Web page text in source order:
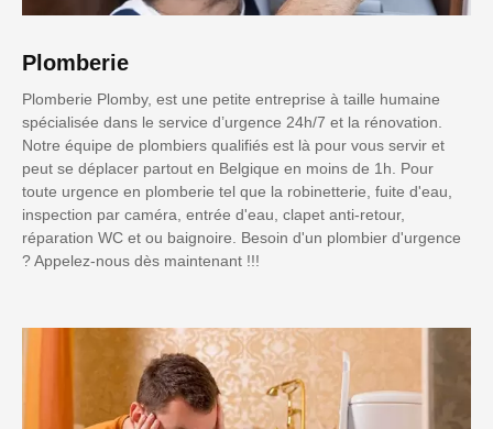
Plomberie
Plomberie Plomby, est une petite entreprise à taille humaine
spécialisée dans le service d’urgence 24h/7 et la rénovation.
Notre équipe de plombiers qualifiés est là pour vous servir et
peut se déplacer partout en Belgique en moins de 1h. Pour
toute urgence en plomberie tel que la robinetterie, fuite d'eau,
inspection par caméra, entrée d'eau, clapet anti-retour,
réparation WC et ou baignoire. Besoin d'un plombier d'urgence
? Appelez-nous dès maintenant !!!